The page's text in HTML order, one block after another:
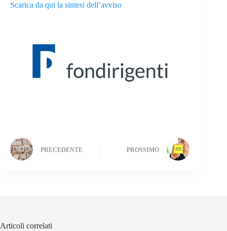
Scarica da qui la sintesi dell’avviso
PRECEDENTE PROSSIMO
Articoli correlati